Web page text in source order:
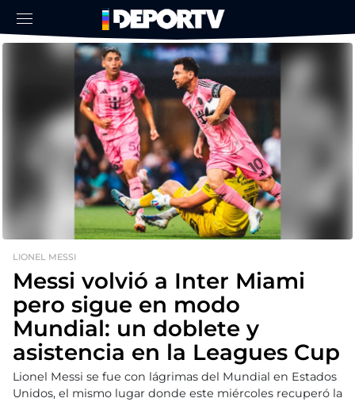
LIONEL MESSI
Messi volvió a Inter Miami
pero sigue en modo
Mundial: un doblete y
asistencia en la Leagues Cup
Lionel Messi se fue con lágrimas del Mundial en Estados
Unidos, el mismo lugar donde este miércoles recuperó la